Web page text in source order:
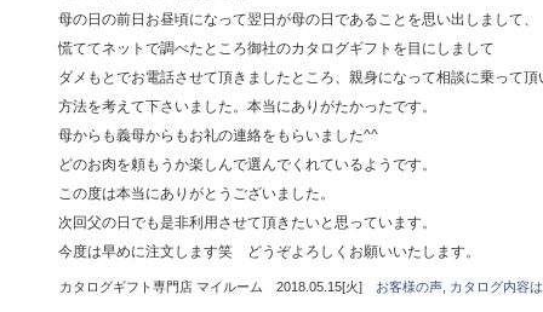
母の日の前日お昼頃になって翌日が母の日であることを思い出しまして、
慌ててネットで調べたところ御社のカタログギフトを目にしまして
ダメもとでお電話させて頂きましたところ、親身になって相談に乗って
方法を考えて下さいました。本当にありがたかったです。
母からも義母からもお礼の連絡をもらいました^^
どのお肉を頼もうか楽しんで選んでくれているようです。
この度は本当にありがとうございました。
次回父の日でも是非利用させて頂きたいと思っています。
今度は早めに注文します笑 どうぞよろしくお願いいたします。
カタログギフト専門店 マイルーム 2018.05.15[火] お客様の声, カタログ内容